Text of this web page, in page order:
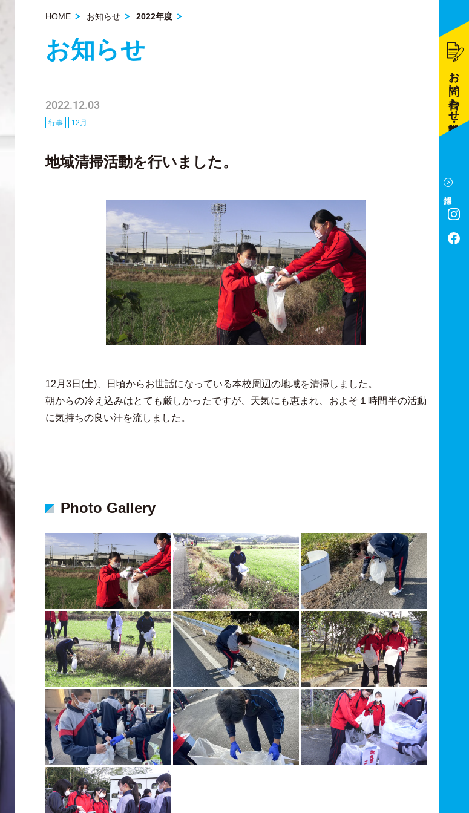
お問い合わせ・資料請求
HOME お知らせ 2022年度
お知らせ
2022.12.03
行事 12月
地域清掃活動を行いました。
12月3日(土)、日頃からお世話になっている本校周辺の地域を清掃しました。
朝からの冷え込みはとても厳しかったですが、天気にも恵まれ、およそ１時間半の活動
に気持ちの良い汗を流しました。
Photo Gallery